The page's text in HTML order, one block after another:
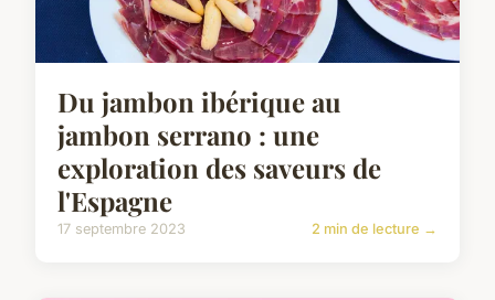
Du jambon ibérique au
jambon serrano : une
exploration des saveurs de
l'Espagne
17 septembre 2023 2 min de lecture →